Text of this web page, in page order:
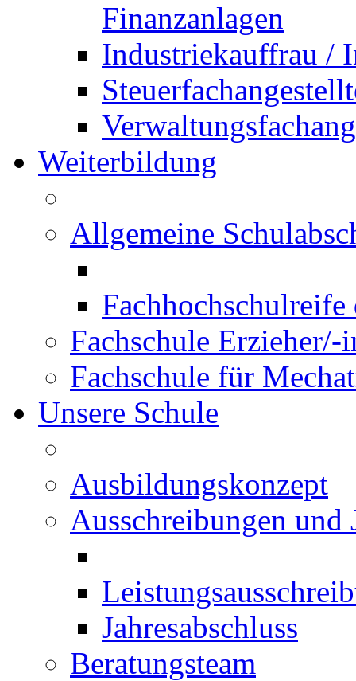
Finanzanlagen
Industriekauffrau /
Weiterbildung
Allgemeine
Fachschule Erzieher/-
Fachschule für
Unsere Schule
Ausbildungskonzept
Ausschreibungen und
Jahresabschluss
Beratungsteam